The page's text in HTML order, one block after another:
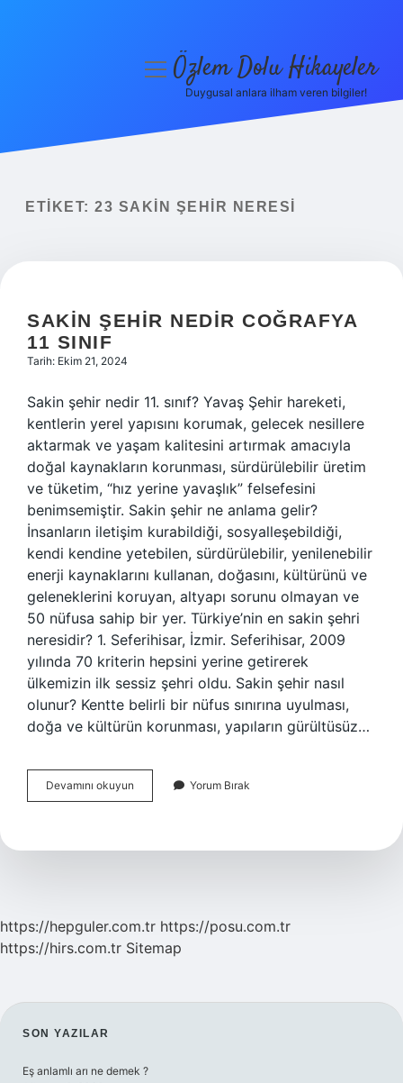
Yasal Uyarı
menüyüÖzlem Dolu Hikayeler
Duygusal anlara ilham veren bilgiler!
ETIKET: 23 SAKIN ŞEHIR NERESI
SAKIN ŞEHIR NEDIR COĞRAFYA
11 SINIF
Tarih: Ekim 21, 2024
Sakin şehir nedir 11. sınıf? Yavaş Şehir hareketi,
kentlerin yerel yapısını korumak, gelecek nesillere
aktarmak ve yaşam kalitesini artırmak amacıyla
doğal kaynakların korunması, sürdürülebilir üretim
ve tüketim, “hız yerine yavaşlık” felsefesini
benimsemiştir. Sakin şehir ne anlama gelir?
İnsanların iletişim kurabildiği, sosyalleşebildiği,
kendi kendine yetebilen, sürdürülebilir, yenilenebilir
enerji kaynaklarını kullanan, doğasını, kültürünü ve
geleneklerini koruyan, altyapı sorunu olmayan ve
50 nüfusa sahip bir yer. Türkiye’nin en sakin şehri
neresidir? 1. Seferihisar, İzmir. Seferihisar, 2009
yılında 70 kriterin hepsini yerine getirerek
ülkemizin ilk sessiz şehri oldu. Sakin şehir nasıl
olunur? Kentte belirli bir nüfus sınırına uyulması,
doğa ve kültürün korunması, yapıların gürültüsüz…
Devamını okuyun
Şehir
11
Yorum Bırak
https://hepguler.com.tr https://posu.com.tr
https://hirs.com.tr Sitemap
SIDEBAR
SON YAZILAR
Eş anlamlı arı ne demek ?